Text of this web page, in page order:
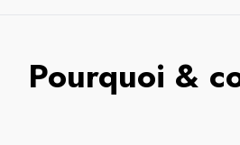
Pourquoi &